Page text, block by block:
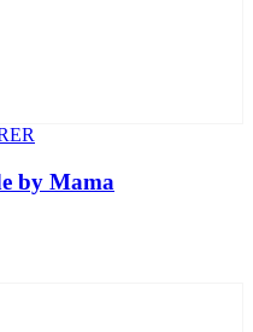
by Mama